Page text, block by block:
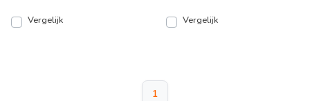
Vergelijk Vergelijk
1